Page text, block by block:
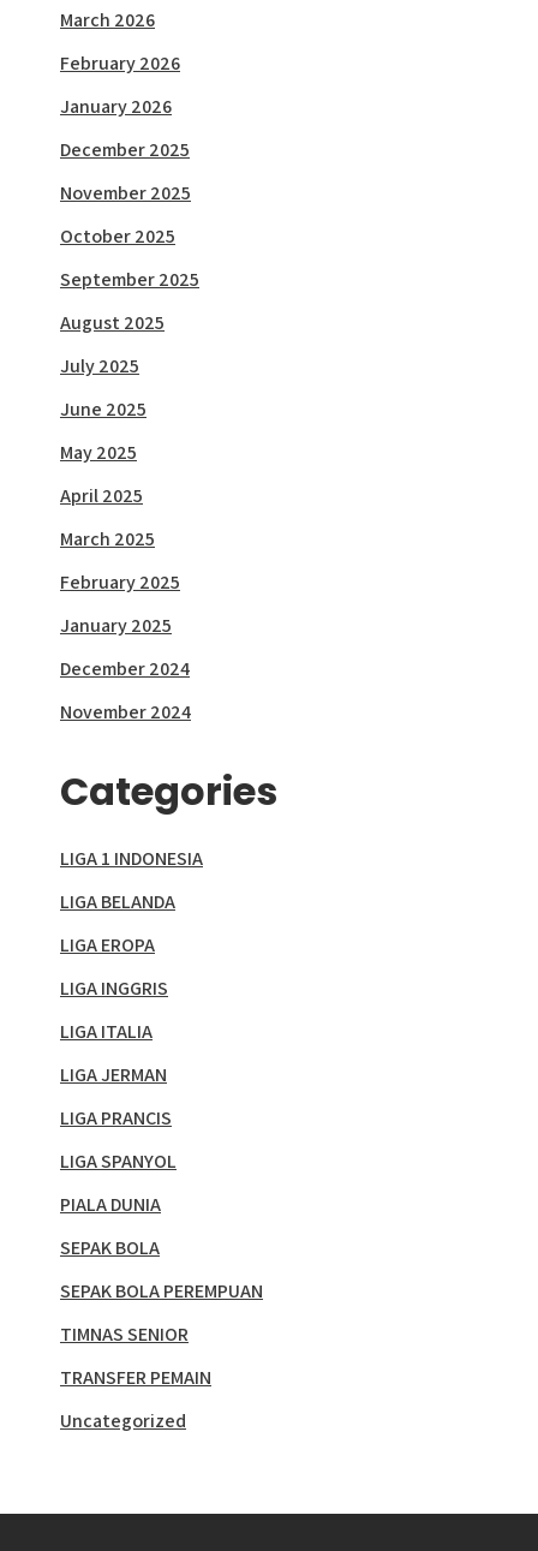
March 2026
February 2026
January 2026
December 2025
November 2025
October 2025
September 2025
August 2025
July 2025
June 2025
May 2025
April 2025
March 2025
February 2025
January 2025
December 2024
November 2024
Categories
LIGA 1 INDONESIA
LIGA BELANDA
LIGA EROPA
LIGA INGGRIS
LIGA ITALIA
LIGA JERMAN
LIGA PRANCIS
LIGA SPANYOL
PIALA DUNIA
SEPAK BOLA
SEPAK BOLA PEREMPUAN
TIMNAS SENIOR
TRANSFER PEMAIN
Uncategorized